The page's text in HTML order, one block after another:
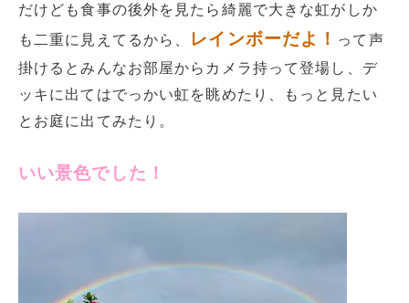
だけども食事の後外を見たら綺麗で大きな虹がしか
も二重に見えてるから、
レインボーだよ！ って声
掛けるとみんなお部屋からカメラ持って登場し、デ
ッキに出てはでっかい虹を眺めたり、もっと見たい
とお庭に出てみたり。
いい景色でした！